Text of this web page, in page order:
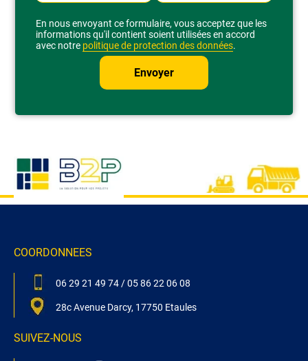
En nous envoyant ce formulaire, vous acceptez que les
informations qu'il contient soient utilisées en accord
avec notre politique de protection des données.
Alternative:
COORDONNEES
06 29 21 49 74 /05 86 22 06 08
28c Avenue Darcy, 17750 Etaules
SUIVEZ-NOUS